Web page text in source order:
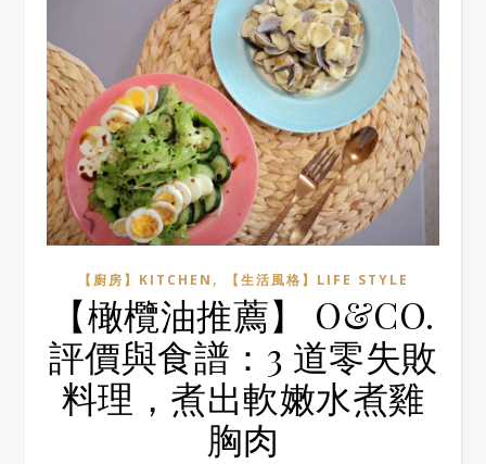
【廚房】KITCHEN , 【生活風格】LIFE STYLE
【橄欖油推薦】 O&CO.
評價與食譜：3 道零失敗
料理，煮出軟嫩水煮雞
胸肉